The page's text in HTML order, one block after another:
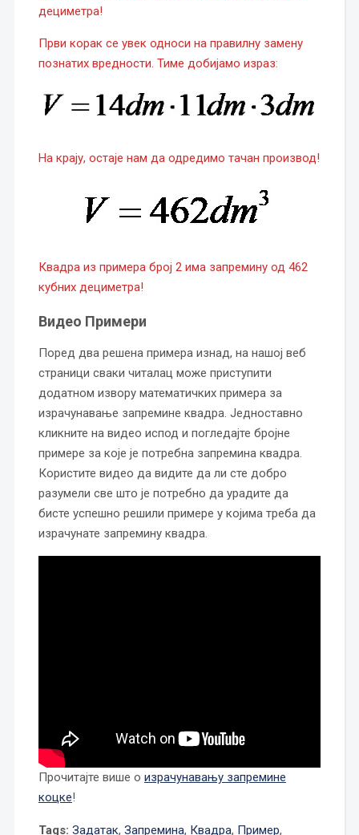
дециметра!
Први корак се увек односи на правилну замену
познатих вредности. Тиме добијамо израз:
На крају, остаје нам да одредимо тачан производ!
Квадра из примера број 2 има запремину од 462
кубних дециметра!
Видео Примери
Поред два решена примера изнад, на нашој веб
страници сваки читалац може приступити
додатном извору математичких примера за
израчунавање запремине квадра. Једноставно
кликните на видео испод и погледајте бројне
примере за које је потребна запремина квадра.
Користите видео да видите да ли сте добро
разумели све што је потребно да урадите да
бисте успешно решили примере у којима треба да
израчунате запремину квадра.
Прочитајте више о израчунавању запремине
коцке!
Tags: Задатак, Запремина, Квадра, Пример,